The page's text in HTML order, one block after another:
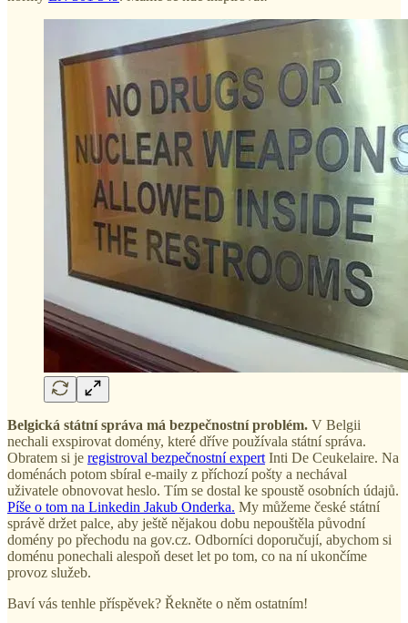
Belgická státní správa má bezpečnostní problém. V Belgii
nechali exspirovat domény, které dříve používala státní správa.
Obratem si je registroval bezpečnostní expert Inti De Ceukelaire. Na
doménách potom sbíral e-maily z příchozí pošty a nechával
uživatele obnovovat heslo. Tím se dostal ke spoustě osobních údajů.
Píše o tom na Linkedin Jakub Onderka. My můžeme české státní
správě držet palce, aby ještě nějakou dobu nepouštěla původní
domény po přechodu na gov.cz. Odborníci doporučují, abychom si
doménu ponechali alespoň deset let po tom, co na ní ukončíme
provoz služeb.
Baví vás tenhle příspěvek? Řekněte o něm ostatním!